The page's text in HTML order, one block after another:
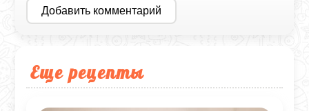
Добавить комментарий
Еще рецепты